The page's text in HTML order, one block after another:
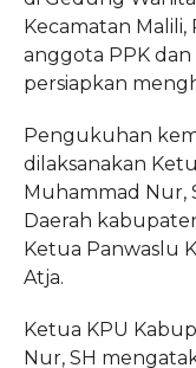
Kecamatan
anggota PPK dan
persiapkan
Pengukuhan
dilaksanakan
Muhammad Nur,
Daerah
Ketua Panwaslu
Atja.
Ketua KPU
Nur, SH